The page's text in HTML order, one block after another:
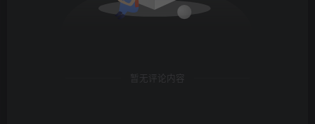
暂无评论内容